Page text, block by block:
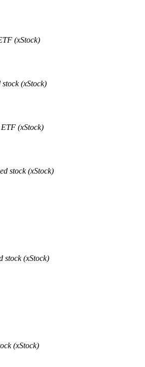
gagner un revenu passif
(xStock)
(xStock)
(xStock)
stock (xStock)
stock (xStock)
(xStock)